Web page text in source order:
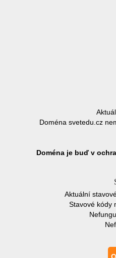
Doména svetedu.cz
Doména je buď v
Aktuální
Stavové kódy